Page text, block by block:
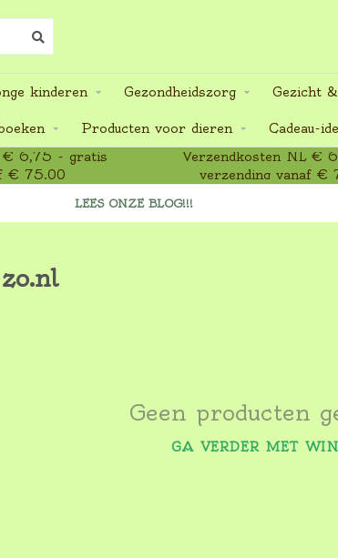
kinderen Gezondheidszorg Gezicht
Producten voor dieren
Cadeau-
€ 6,75 - gratis
€ 75,00
Verzendkosten NL €
verzending vanaf €
LEES ONZE BLOG!!!
Geen producten
GA VERDER MET